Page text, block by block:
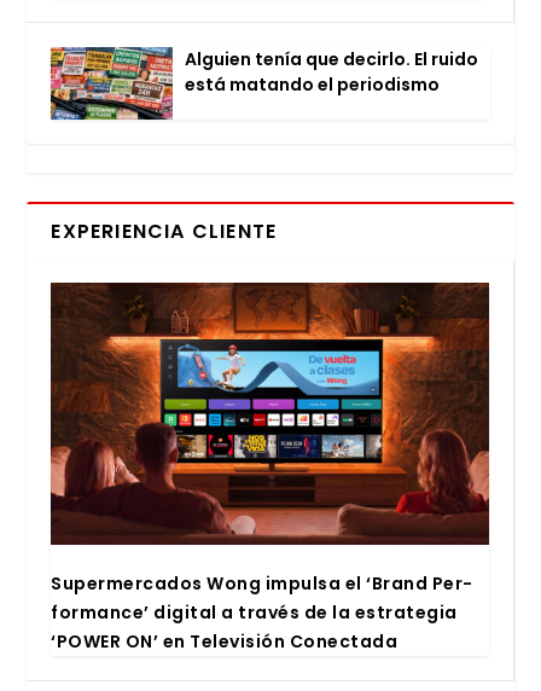
Alguien tenía que decir­lo. El rui­do
está matan­do el perio­dis­mo
EXPERIENCIA CLIENTE
Super­mer­ca­dos Wong impul­sa el ‘Brand Per­
for­man­ce’ digi­tal a tra­vés de la estra­te­gia
‘POWER ON’ en Tele­vi­sión Conec­ta­da